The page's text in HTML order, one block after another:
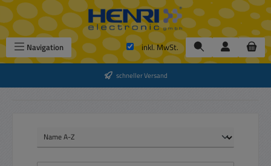
Zum Hauptinhalt springen
Navigation inkl. MwSt.
schneller Versand